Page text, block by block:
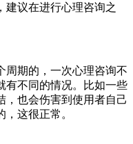
建议在进行心理咨询之
期的，一次心理咨询不
有不同的情况。比如一些
，也会伤害到使用者自己
这很正常。